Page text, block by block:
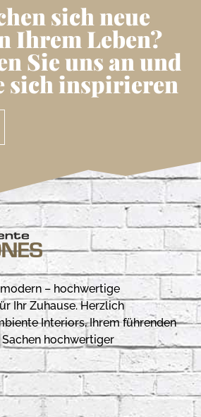
sich neue
Ihrem Leben?
Sie uns an und
sich inspirieren
– hochwertige
Ihr Zuhause. Herzlich
Interiors, Ihrem führenden
hochwertiger